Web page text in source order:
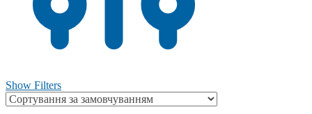
Show Filters